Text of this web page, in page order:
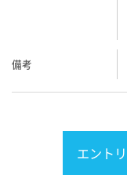
備考
エント